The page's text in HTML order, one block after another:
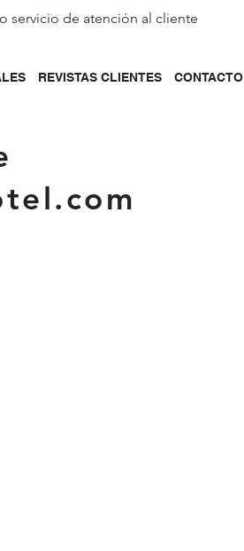
REVISTAS CLIENTES CONTACTO
servicio de atención al cliente